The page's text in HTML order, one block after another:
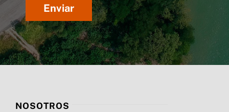
NOSOTROS